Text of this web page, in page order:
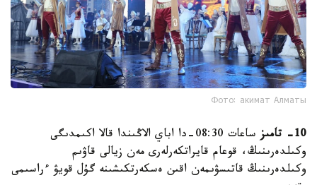
Фото: акимат Алматы
10- تامىز
ساعات 08:30-دا اباي الاڭىندا قالا اكىمدىگى
وكىلدەرىنىڭ، قوعام قايراتكەرلەرى مەن زيالى قاۋىم
وكىلدەرىنىڭ قاتىسۋىمەن اقىن ەسكەرتكىشىنە گۇل قويۋ ءراسىمى